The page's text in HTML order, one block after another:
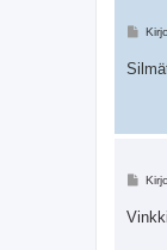
V
s
V
s